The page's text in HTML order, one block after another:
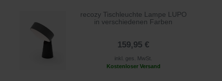
recozy Tischleuchte Lampe LUPO
in verschiedenen Farben
159,95 €
inkl. ges. MwSt.
Kostenloser Versand